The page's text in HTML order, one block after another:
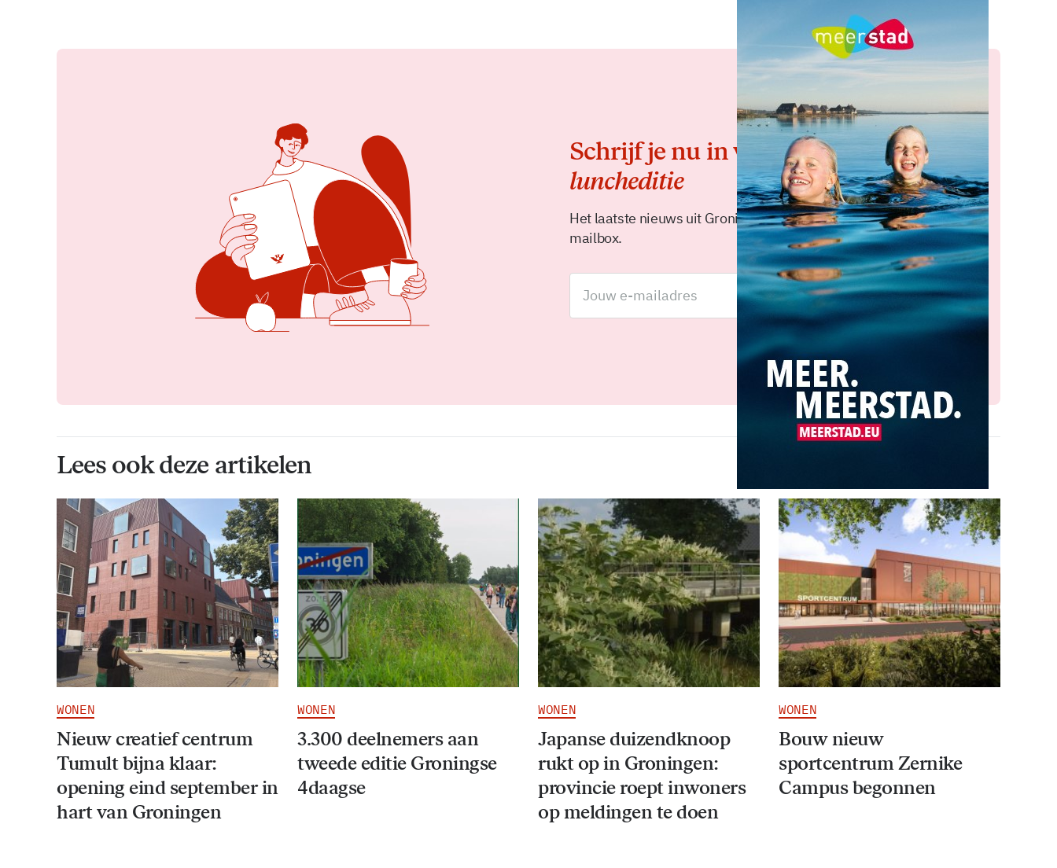
Schrijf je nu in voor de
luncheditie
Het laatste nieuws uit Groningen elke middag in je
mailbox.
Meld je aan
Lees ook deze artikelen
WONEN
Nieuw creatief centrum
Tumult bijna klaar:
opening eind september in
hart van Groningen
WONEN
3.300 deelnemers aan
tweede editie Groningse
4daagse
WONEN
Japanse duizendknoop
rukt op in Groningen:
provincie roept inwoners
op meldingen te doen
WONEN
Bouw nieuw
sportcentrum Zernike
Campus begonnen